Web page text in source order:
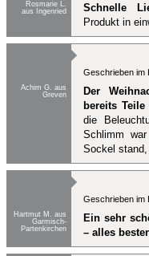
Rosmarie L.
aus Ingenried
Schnelle
Produkt in
Achim G. aus
Greven
Geschrieben im
Der
bereits
die
Schlimm
Sockel stand,
Hartmut M. aus
Garmisch-
Partenkirchen
Geschrieben im
Ein sehr
– alles